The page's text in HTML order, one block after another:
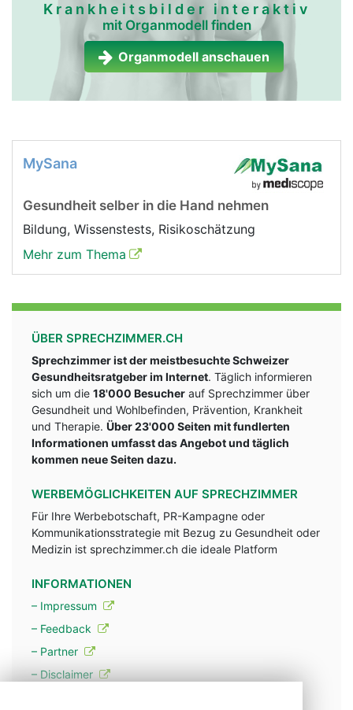
Krankheitsbilder interaktiv
mit Organmodell finden
Organmodell anschauen
MySana
Gesundheit selber in die Hand nehmen
Bildung, Wissenstests, Risikoschätzung
Mehr zum Thema
ÜBER SPRECHZIMMER.CH
Sprechzimmer ist der meistbesuchte Schweizer
Gesundheitsratgeber im Internet. Täglich informieren
sich um die 18'000 Besucher auf Sprechzimmer über
Gesundheit und Wohlbefinden, Prävention, Krankheit
und Therapie. Über 23'000 Seiten mit fundlerten
Informationen umfasst das Angebot und täglich
kommen neue Seiten dazu.
WERBEMÖGLICHKEITEN AUF SPRECHZIMMER
Für Ihre Werbebotschaft, PR-Kampagne oder
Kommunikationsstrategie mit Bezug zu Gesundheit oder
Medizin ist sprechzimmer.ch die ideale Platform
INFORMATIONEN
– Impressum
– Feedback
– Partner
– Disclaimer